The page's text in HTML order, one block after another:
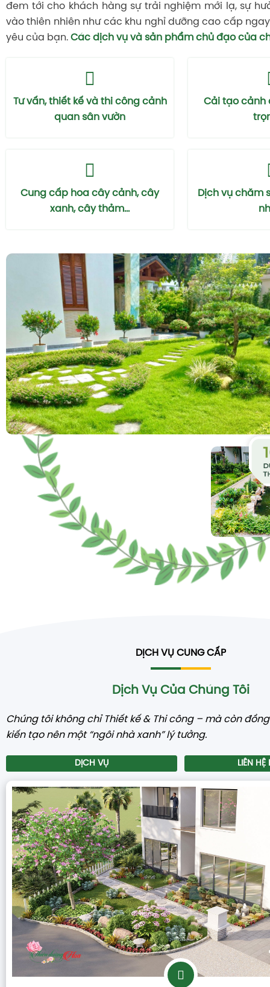
đem tới cho khách hàng sự trải nghiệm mới lạ, sự
vào thiên nhiên như các khu nghỉ dưỡng cao cấp
yêu của bạn. Các dịch vụ và sản phẩm chủ đạo của
Tư vấn, thiết kế và thi công cảnh
quan sân vườn
Cải tạo cảnh
Cung cấp hoa cây cảnh, cây
xanh, cây thảm...
Dịch vụ chăm
DỊCH VỤ CUNG CẤP
Dịch Vụ Của Chúng Tôi
Chúng tôi không chỉ Thiết kế & Thi công – mà còn
kiến tạo nên một “ngôi nhà xanh” lý tưởng.
DỊCH VỤ LIÊN